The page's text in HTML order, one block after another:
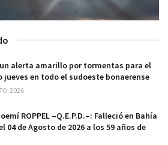
alerta amarillo por tormentas para el
jueves en todo el sudoeste bonaerense
2026
ROPPEL –Q.E.P.D.–: Falleció en Bahía
04 de Agosto de 2026 a los 59 años de